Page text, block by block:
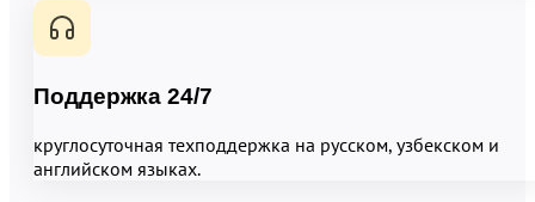
Поддержка 24/7
круглосуточная техподдержка на русском, узбекском и
английском языках.